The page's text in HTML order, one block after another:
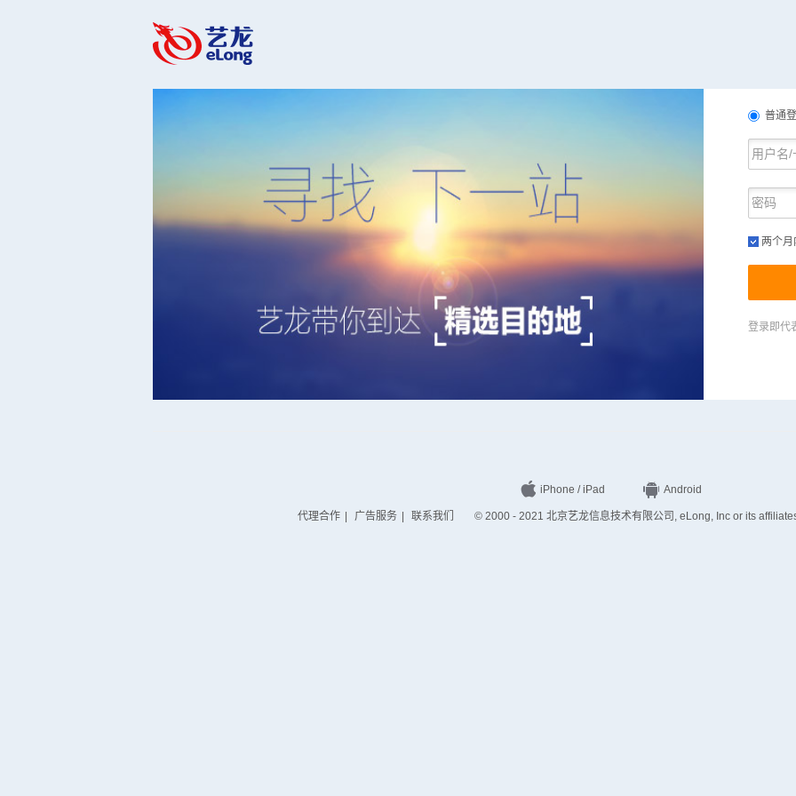
普通
两个
登录即代
iPhone / iPad Android
代理合作 广告服务 联系我们 © 2000 - 2021 北京艺龙信息技术有限公司, eLong, Inc or its